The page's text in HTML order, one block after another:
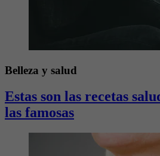
Belleza y salud
Estas son las recetas
las famosas